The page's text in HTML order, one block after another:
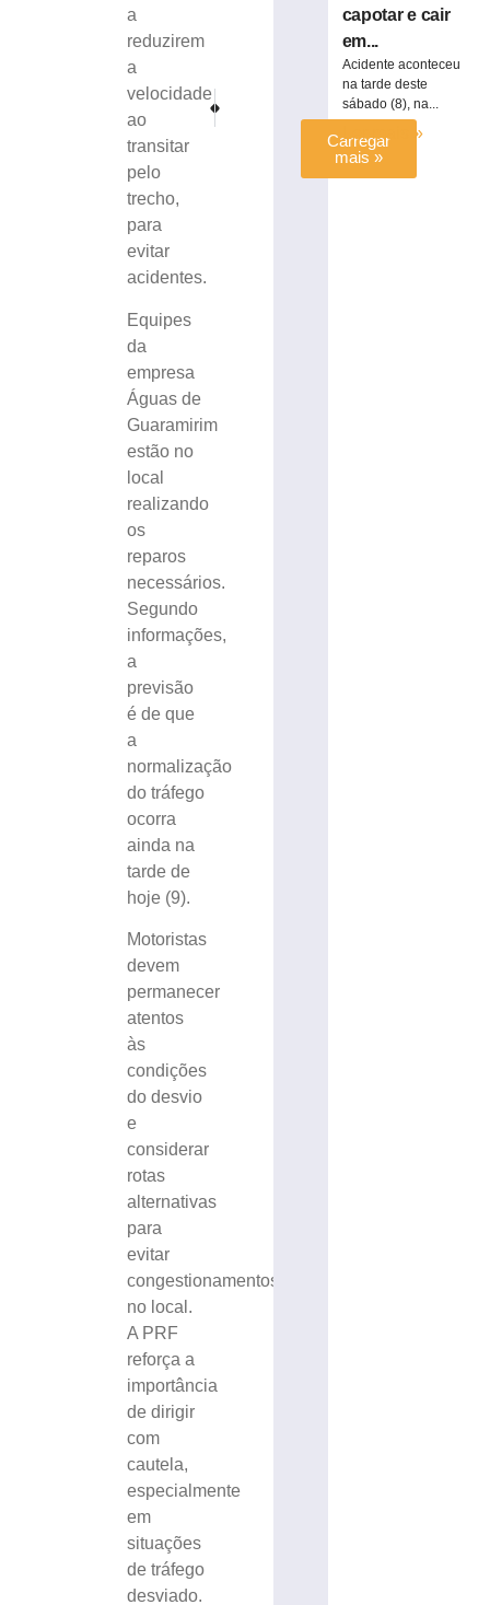
a
reduzirem
a
velocidade
ao
transitar
pelo
trecho,
para
evitar
acidentes.
Equipes
da
empresa
Águas de
Guaramirim
estão no
local
realizando
os
reparos
necessários.
Segundo
informações,
a
previsão
é de que
a
normalização
do tráfego
ocorra
ainda na
tarde de
hoje (9).
Motoristas
devem
permanecer
atentos
às
condições
do desvio
e
considerar
rotas
alternativas
para
evitar
congestionamentos
no local.
A PRF
reforça a
importância
de dirigir
com
cautela,
especialmente
em
situações
de tráfego
desviado.
Comprometimento da receita com folha de
PRÓXIMO
URGENTE: Avião ultrapassa pista, atinge praia e
Carregar
mais »
capotar e cair
em...
Acidente aconteceu
na tarde deste
sábado (8), na...
Ler mais »